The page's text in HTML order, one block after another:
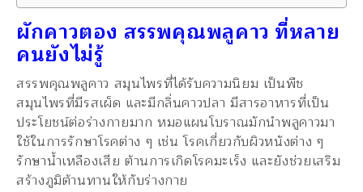
ผักคาวตอง สรรพคุณพลูคาว ที่หลาย
คนยังไม่รู้
สรรพคุณพลูคาว สมุนไพรที่ได้รับความนิยม เป็นพืช
สมุนไพรที่มีรสเผ็ด และมีกลิ่นคาวปลา มีสารอาหารที่เป็น
ประโยชน์ต่อร่างกายมาก หมอแผนโบราณมักนำพลูคาวมา
ใช้ในการรักษาโรคต่าง ๆ เช่น โรคเกี่ยวกับผิวหนังต่าง ๆ
รักษาน้ำเหลืองเสีย ต้านการเกิดโรคมะเร็ง และยังช่วยเสริม
สร้างภูมิต้านทานให้กับร่างกาย